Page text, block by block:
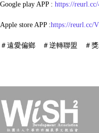
Google play APP : https://
Apple store APP :https://reurl.cc/
＃遠愛偏鄉 ＃逆轉聯盟 ＃